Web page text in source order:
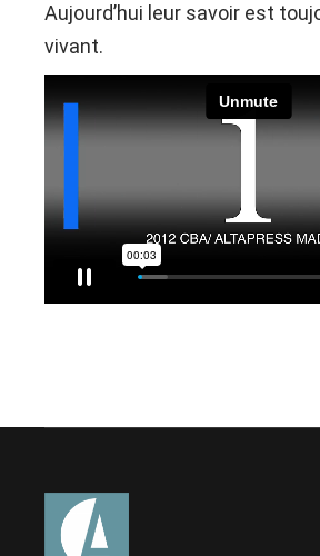
Aujourd’hui leur savoir est
vivant.